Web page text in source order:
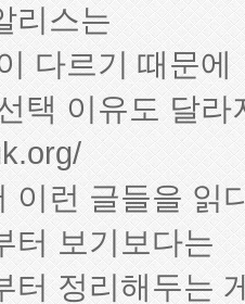
리스는
다르기 때문에
택 이유도 달라
이런 글들을 읽
터 보기보다는
터 정리해두는